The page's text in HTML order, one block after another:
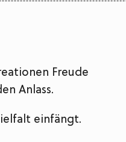
Freude
Anlass.
einfängt.​